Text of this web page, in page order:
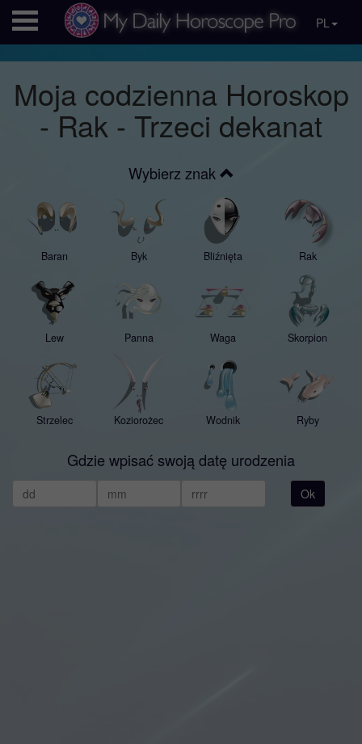
PL
Moja codzienna Horoskop
- Rak - Trzeci dekanat
Wybierz znak
Baran Byk Bliźnięta Rak
Lew Panna Waga Skorpion
Strzelec Koziorożec Wodnik Ryby
Gdzie wpisać swoją datę urodzenia
Ok